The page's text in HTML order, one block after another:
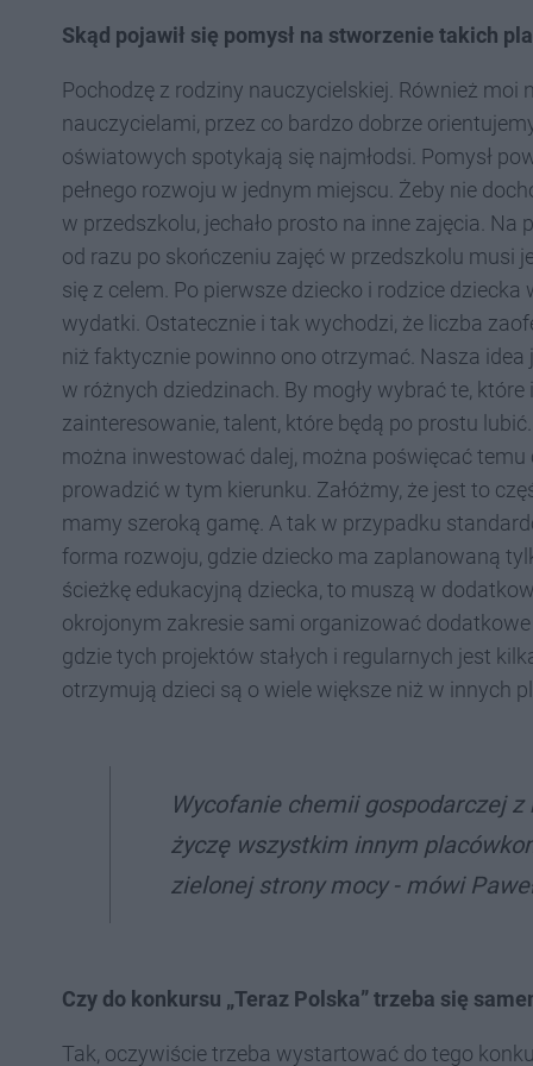
Skąd pojawił się pomysł na stworzenie takich
Pochodzę z rodziny nauczycielskiej. Również
nauczycielami, przez co bardzo dobrze
oświatowych spotykają się najmłodsi. Pomysł
pełnego rozwoju w jednym miejscu. Żeby nie
w przedszkolu, jechało prosto na inne zajęcia.
od razu po skończeniu zajęć w przedszkolu musi
się z celem. Po pierwsze dziecko i rodzice
wydatki. Ostatecznie i tak wychodzi, że liczba
niż faktycznie powinno ono otrzymać. Nasza
w różnych dziedzinach. By mogły wybrać te,
zainteresowanie, talent, które będą po prostu
można inwestować dalej, można poświęcać
prowadzić w tym kierunku. Załóżmy, że jest to
mamy szeroką gamę. A tak w przypadku
forma rozwoju, gdzie dziecko ma zaplanowaną
ścieżkę edukacyjną dziecka, to muszą w
okrojonym zakresie sami organizować
gdzie tych projektów stałych i regularnych jest
otrzymują dzieci są o wiele większe niż w innych
Wycofanie chemii gospodarczej
życzę wszystkim innym
zielonej strony mocy - mówi
Czy do konkursu „Teraz Polska” trzeba się
Tak, oczywiście trzeba wystartować do tego